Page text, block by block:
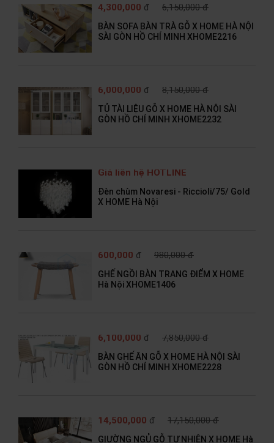
4,300,000 đ 6,150,000 đ
BÀN SOFA BÀN TRÀ GỖ X HOME HÀ NỘI
SÀI GÒN HỒ CHÍ MINH XHOME2216
6,000,000 đ 8,150,000 đ
TỦ TÀI LIỆU GỖ X HOME HÀ NỘI SÀI
GÒN HỒ CHÍ MINH XHOME2232
Giá liên hệ HOTLINE
Đèn chùm Novaresi - Riccioli/75/ Gold
X HOME Hà Nội
600,000 đ 980,000 đ
GHẾ NGỒI BÀN TRANG ĐIỂM X HOME
Hà Nội XHOME1406
6,100,000 đ 7,850,000 đ
BÀN GHẾ ĂN GỖ X HOME HÀ NỘI SÀI
GÒN HỒ CHÍ MINH XHOME2228
14,500,000 đ 17,150,000 đ
GIƯỜNG NGỦ GỖ TỰ NHIÊN X HOME Hà